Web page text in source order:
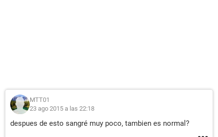
MTT01
23 ago 2015 a las 22:18
despues de esto sangré muy poco, tambien es normal?